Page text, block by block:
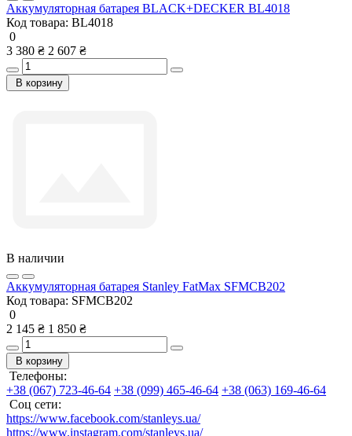
Аккумуляторная батарея BLACK+DECKER BL4018
Код товара: BL4018
0
3 380 ₴ 2 607 ₴
В корзину
В наличии
Аккумуляторная батарея Stanley FatMax SFMCB202
Код товара: SFMCB202
0
2 145 ₴ 1 850 ₴
В корзину
Телефоны:
+38 (067) 723-46-64 +38 (099) 465-46-64 +38 (063) 169-46-64
Соц сети:
https://www.facebook.com/stanleys.ua/
https://www.instagram.com/stanleys.ua/